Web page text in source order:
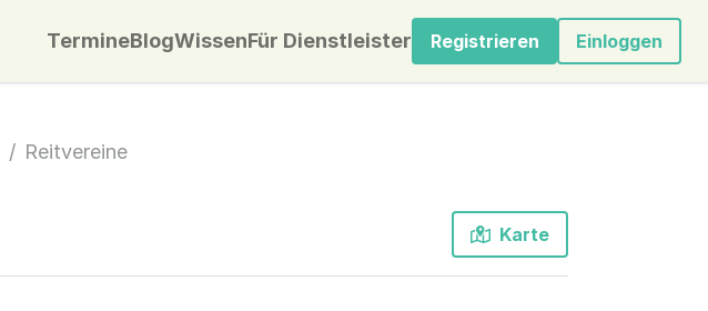
TermineBlogWissenFür Dienstleister Registrieren Einloggen
Reitvereine
Karte